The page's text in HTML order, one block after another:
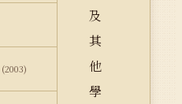
(2003)
及
其
他
學